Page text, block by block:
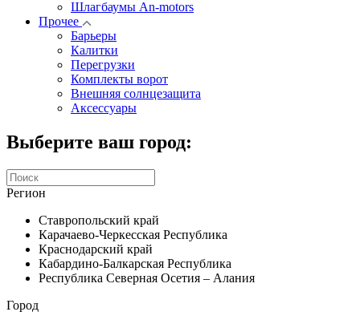
Шлагбаумы An-motors
Прочее
Барьеры
Калитки
Перегрузки
Комплекты ворот
Внешняя солнцезащита
Аксессуары
Выберите ваш город:
Регион
Ставропольский край
Карачаево-Черкесская Республика
Краснодарский край
Кабардино-Балкарская Республика
Республика Северная Осетия – Алания
Город